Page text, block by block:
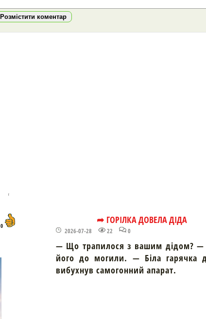
Розмістити коментар
0
➦ ГОРІЛКА ДОВЕЛА ДІДА
2026-07-28 22 0
— Що трапилося з вашим дідом? —
його до могили. — Біла гарячка
вибухнув самогонний апарат.